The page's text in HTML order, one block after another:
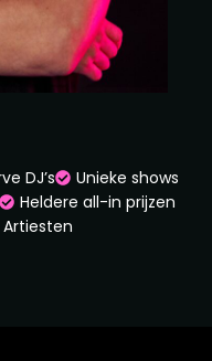
DJ’s
Unieke shows
Heldere all-in prijzen
Artiesten